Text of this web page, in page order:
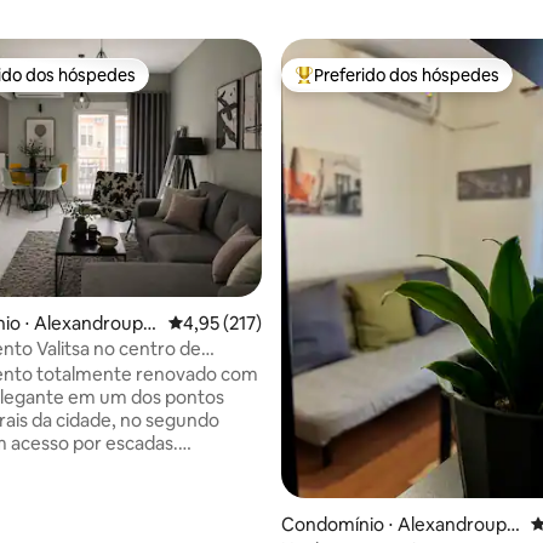
de 5, 301 avaliações
preferidos dos hóspedes
dos hóspedes
⋅ Alexandroupol 4,95 de uma avaliação média de 5, 217
4,95 (217)
Valitsa no centro de
totalmente renovado com
em um dos pontos
da cidade, no segundo
acesso por escadas.
Entre os melhores preferidos
Preferido dos hóspedes
Condomínio ⋅ Alexandroupol